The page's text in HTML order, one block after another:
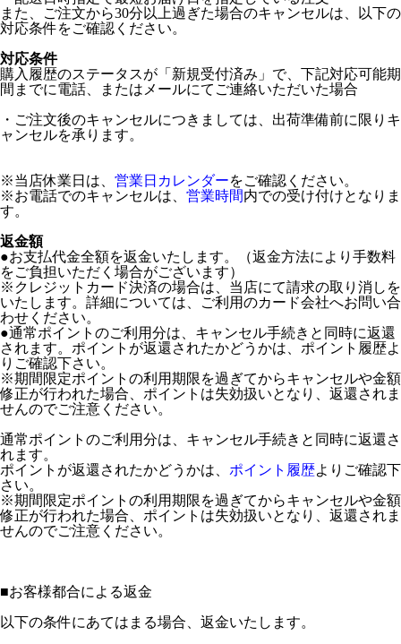
また、ご注文から30分以上過ぎた場合のキャンセルは、以下の
対応条件をご確認ください。
対応条件
購入履歴のステータスが「新規受付済み」で、下記対応可能期
間までに電話、またはメールにてご連絡いただいた場合
・ご注文後のキャンセルにつきましては、出荷準備前に限りキ
ャンセルを承ります。
※当店休業日は、 営業日カレンダーをご確認ください。
※お電話でのキャンセルは、 営業時間内での受け付けとなりま
す。
返金額
●お支払代金全額を返金いたします。（返金方法により手数料
をご負担いただく場合がございます）
※クレジットカード決済の場合は、当店にて請求の取り消しを
いたします。詳細については、ご利用のカード会社へお問い合
わせください。
●通常ポイントのご利用分は、キャンセル手続きと同時に返還
されます。ポイントが返還されたかどうかは、ポイント履歴よ
りご確認下さい。
※期間限定ポイントの利用期限を過ぎてからキャンセルや金額
修正が行われた場合、ポイントは失効扱いとなり、返還されま
せんのでご注意ください。
通常ポイントのご利用分は、キャンセル手続きと同時に返還さ
れます。
ポイントが返還されたかどうかは、 ポイント履歴よりご確認下
さい。
※期間限定ポイントの利用期限を過ぎてからキャンセルや金額
修正が行われた場合、ポイントは失効扱いとなり、返還されま
せんのでご注意ください。
■お客様都合による返金
以下の条件にあてはまる場合、返金いたします。